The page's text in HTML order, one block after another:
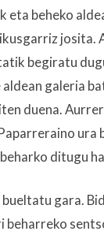
eta beheko
ikusgarriz josita.
begiratu
galeria
duena.
ura
ditugu
gara.
beharreko